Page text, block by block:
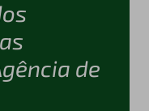
de